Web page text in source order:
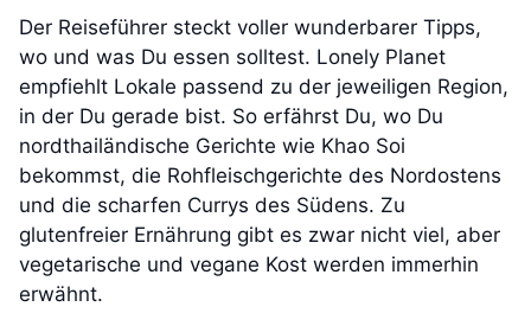
Der Reiseführer steckt voller wunderbarer Tipps,
wo und was Du essen solltest. Lonely Planet
empfiehlt Lokale passend zu der jeweiligen Region,
in der Du gerade bist. So erfährst Du, wo Du
nordthailändische Gerichte wie Khao Soi
bekommst, die Rohfleischgerichte des Nordostens
und die scharfen Currys des Südens. Zu
glutenfreier Ernährung gibt es zwar nicht viel, aber
vegetarische und vegane Kost werden immerhin
erwähnt.